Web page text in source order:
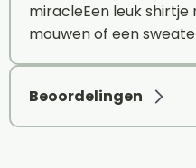
miracleEen leuk
mouwen of een
Beoordelingen